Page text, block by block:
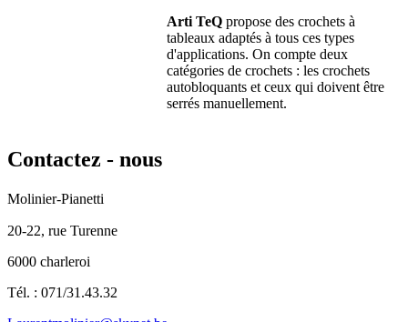
Arti TeQ propose des crochets à
tableaux adaptés à tous ces types
d'applications. On compte deux
catégories de crochets : les crochets
autobloquants et ceux qui doivent être
serrés manuellement.
Contactez - nous
Molinier-Pianetti
20-22, rue Turenne
6000 charleroi
Tél. : 071/31.43.32